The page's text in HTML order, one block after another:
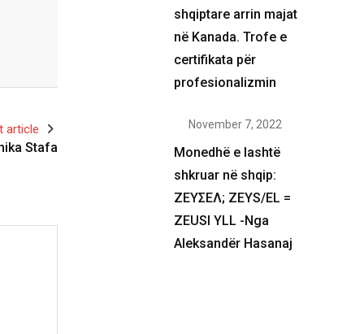
article
Stafa
shqiptare arrin majat
në Kanada. Trofe e
certifikata për
profesionalizmin
November 7, 2022
Monedhë e lashtë
shkruar në shqip:
ΖΕΥΣΕΛ; ZEYS/EL =
ZEUSI YLL -Nga
Aleksandër Hasanaj